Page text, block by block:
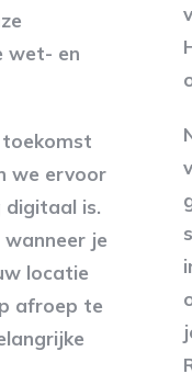
wet- en
toekomst
we ervoor
digitaal is.
je
locatie
afroep te